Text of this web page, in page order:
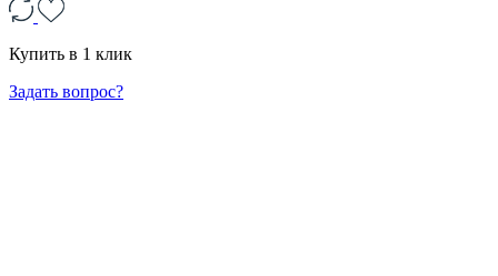
Купить в 1 клик
Задать вопрос?